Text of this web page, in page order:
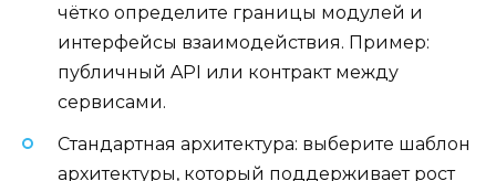
чётко определите границы модулей и
интерфейсы взаимодействия. Пример:
публичный API или контракт между
сервисами.
Стандартная архитектура: выберите шаблон
архитектуры, который поддерживает рост